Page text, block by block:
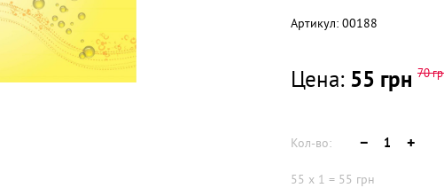
Артикул: 00188
Цена: 55 грн 70
Кол-во:
55 x 1 = 55 грн